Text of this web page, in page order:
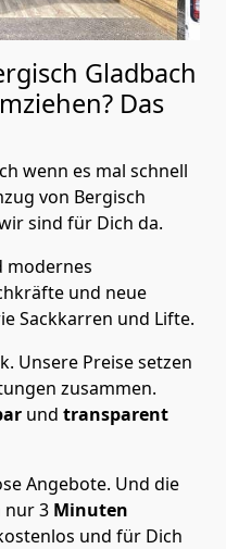
Gladbach
Das
wenn es mal schnell
von Bergisch
sind für Dich da.
modernes
und neue
Sackkarren und Lifte.
Unsere Preise setzen
zusammen.
und transparent
Angebote. Und die
nur3 Minuten
und für Dich